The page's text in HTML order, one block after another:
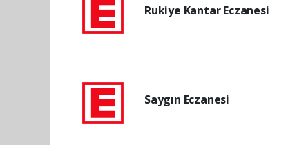
Rukiye Kantar Eczanesi
Saygın Eczanesi